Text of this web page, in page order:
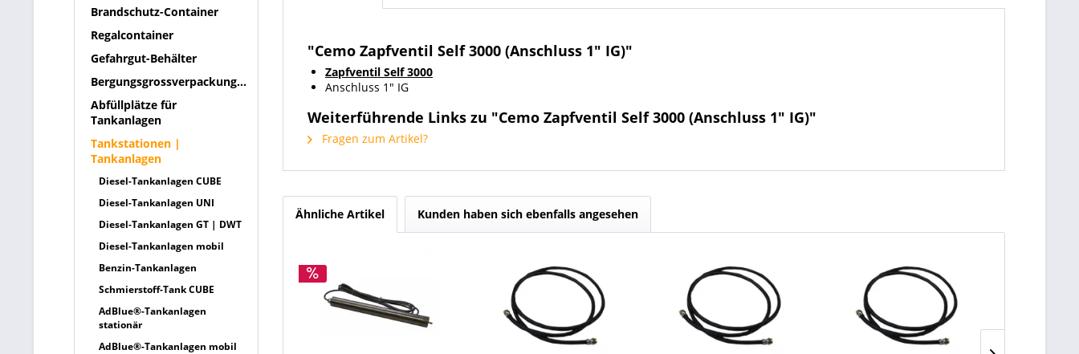
Brandschutz-Container
Regalcontainer
Gefahrgut-Behälter
Bergungsgrossverpackungen
Abfüllplätze für
Tankanlagen
Tankstationen |
Tankanlagen
Diesel-Tankanlagen CUBE
Diesel-Tankanlagen UNI
Diesel-Tankanlagen GT | DWT
Diesel-Tankanlagen mobil
Benzin-Tankanlagen
Schmierstoff-Tank CUBE
AdBlue®-Tankanlagen
stationär
AdBlue®-Tankanlagen mobil
"Cemo Zapfventil Self 3000 (Anschluss 1" IG)"
Zapfventil Self 3000
Anschluss 1" IG
Weiterführende Links zu "Cemo Zapfventil Self 3000 (Anschluss 1" IG)"
Fragen zum Artikel?
Ähnliche Artikel Kunden haben sich ebenfalls angesehen